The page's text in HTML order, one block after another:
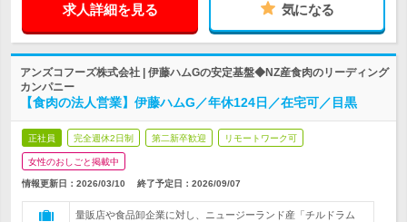
求人詳細を見る 気になる
アンズコフーズ株式会社 | 伊藤ハムGの安定基盤◆NZ産食肉のリーディング
カンパニー
【食肉の法人営業】伊藤ハムG／年休124日／在宅可／目黒
正社員 完全週休2日制 第二新卒歓迎 リモートワーク可
女性のおしごと掲載中
情報更新日：2026/03/10 終了予定日： 2026/09/07
量販店や食品卸企業に対し、ニュージーランド産「チルドラム